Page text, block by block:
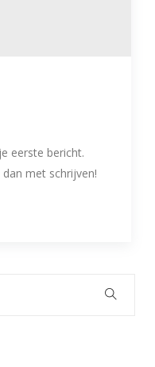
eerste bericht.
met schrijven!